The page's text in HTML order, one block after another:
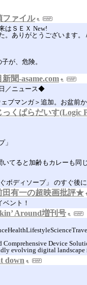
ファイル
ＳＥＸ New!
。ありがとうございます
が、危険。
聞-asame.com
／ニュース◆
マンガ＞追加。お盆前か
っくぱらだいす(Logic
」
てると加齢もカレーも同
ボディソープ」 のすぐ後に
有一の超映画批評★
ベント！
Around増刊号
Comprehensive Device
evolving digital
down